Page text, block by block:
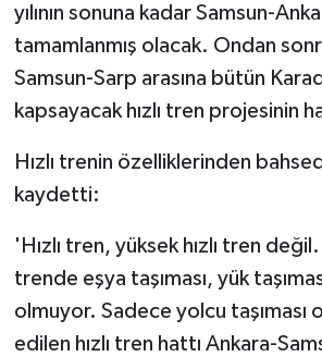
yılının sonuna kadar Samsun-
tamamlanmış olacak. Ondan
Samsun-Sarp arasına bütün
kapsayacak hızlı tren projesinin
Hızlı trenin özelliklerinden
kaydetti:
'Hızlı tren, yüksek hızlı tren değil.
trende eşya taşıması, yük
olmuyor. Sadece yolcu taşıması
edilen hızlı tren hattı Ankara-